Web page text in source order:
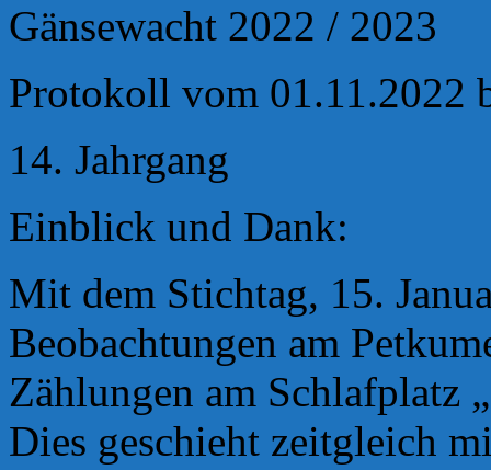
Gänsewacht 2022 / 2023
Protokoll vom 01.11.2022
14. Jahrgang
Einblick und Dank:
Mit dem Stichtag, 15.
Beobachtungen am
Zählungen am Schlafplatz
Dies geschieht zeitgleich